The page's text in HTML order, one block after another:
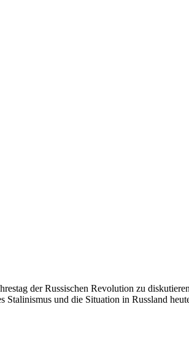
der Russischen Revolution zu
und die Situation in Russland